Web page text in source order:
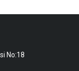
No:18